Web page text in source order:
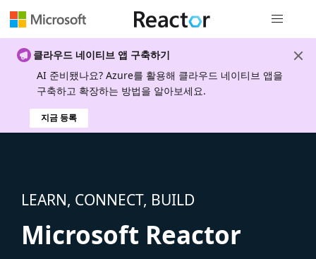
클라우드 네이티브 앱 구축하기
AI 준비됐나요? Azure를 활용해 클라우드 네이티브 앱을
구축하고 확장하는 방법을 알아보세요.
지금 등록
LEARN, CONNECT, BUILD
Microsoft Reactor